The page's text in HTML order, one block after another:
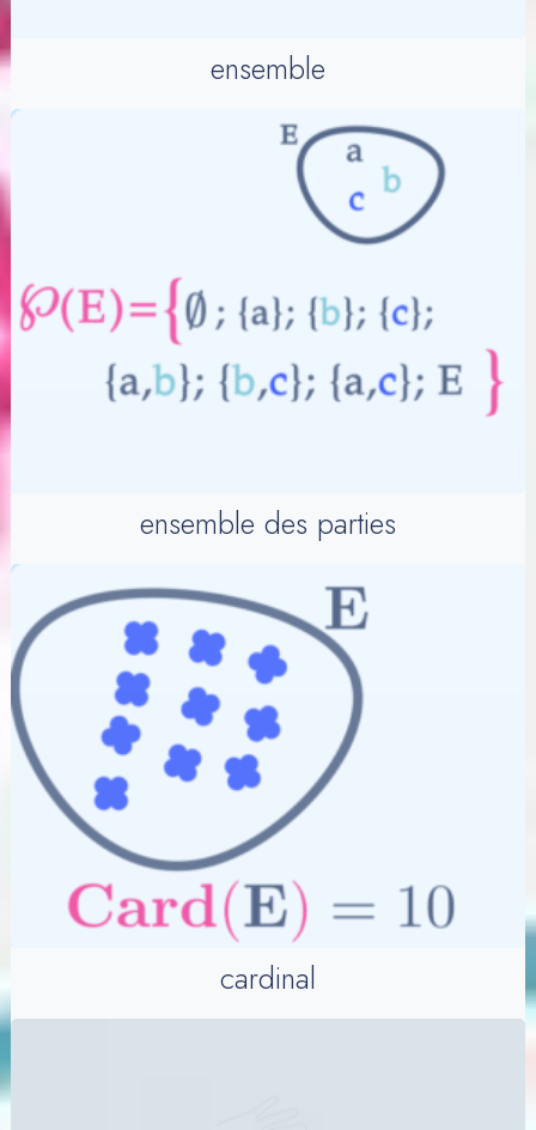
ensemble
ensemble des parties
cardinal